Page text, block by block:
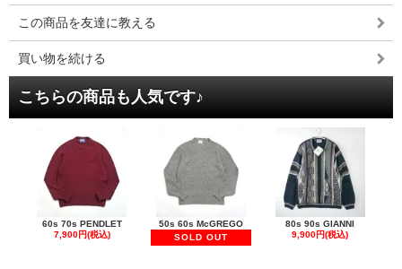
この商品を友達に教える
買い物を続ける
こちらの商品も人気です♪
60s 70s PENDLET
7,900円(税込)
50s 60s McGREGO
SOLD OUT
80s 90s GIANNI
9,900円(税込)